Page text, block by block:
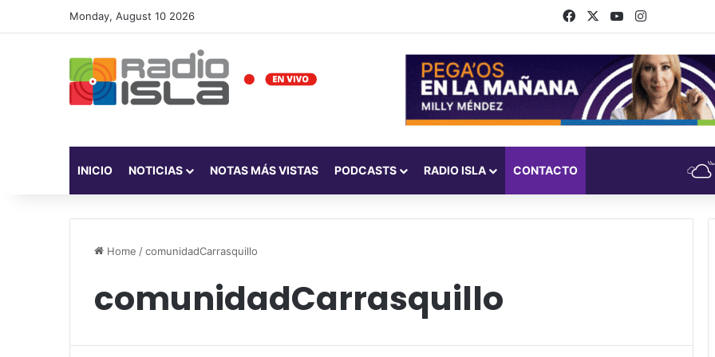
Monday, August 10 2026 FacebookYouTubeInstagram
INICIO NOTICIAS NOTAS MÁS VISTAS PODCASTS RADIO ISLA CONTACTO
Home /comunidadCarrasquillo
comunidadCarrasquillo